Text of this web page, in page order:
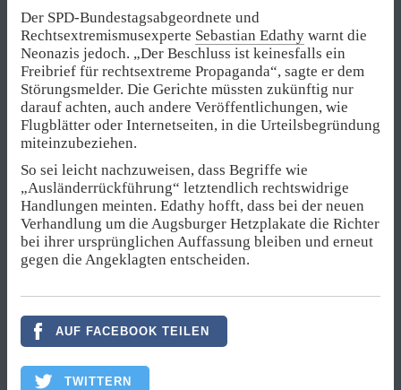
Der SPD-Bundestagsabgeordnete und
Rechtsextremismusexperte Sebastian Edathy warnt die
Neonazis jedoch. „Der Beschluss ist keinesfalls ein
Freibrief für rechtsextreme Propaganda“, sagte er dem
Störungsmelder. Die Gerichte müssten zukünftig nur
darauf achten, auch andere Veröffentlichungen, wie
Flugblätter oder Internetseiten, in die Urteilsbegründung
miteinzubeziehen.
So sei leicht nachzuweisen, dass Begriffe wie
„Ausländerrückführung“ letztendlich rechtswidrige
Handlungen meinten. Edathy hofft, dass bei der neuen
Verhandlung um die Augsburger Hetzplakate die Richter
bei ihrer ursprünglichen Auffassung bleiben und erneut
gegen die Angeklagten entscheiden.
AUF FACEBOOK TEILEN
TWITTERN